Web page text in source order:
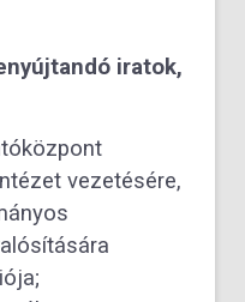
iratok,
vezetésére,